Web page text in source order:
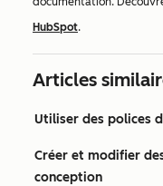
HubSpot.
Articles
Utiliser des polices
Créer et modifier
conception